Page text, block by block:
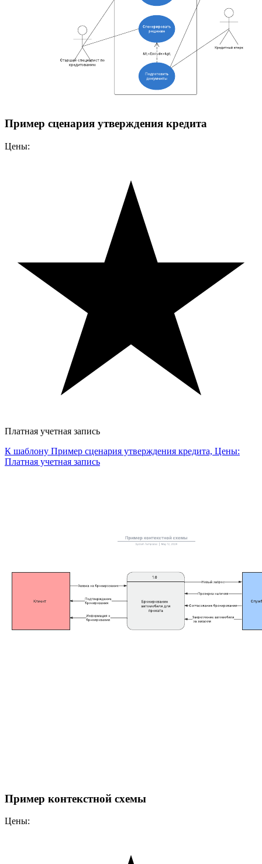
Пример сценария утверждения кредита
Цены:
Платная учетная запись
К шаблону Пример сценария утверждения кредита, Цены:
Платная учетная запись
Пример контекстной схемы
Цены: